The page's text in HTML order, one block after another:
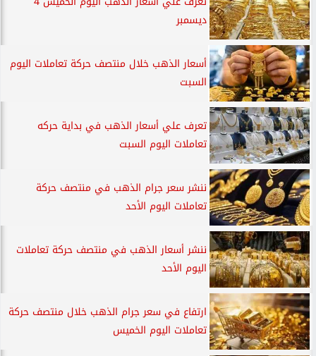
ديسمبر
أسعار الذهب خلال منتصف حركة تعاملات اليوم
السبت
تعرف علي أسعار الذهب في بداية حركه
تعاملات اليوم السبت
ننشر سعر جرام الذهب في منتصف حركة
تعاملات اليوم الأحد
ننشر أسعار الذهب في منتصف حركة تعاملات
اليوم الأحد
ارتفاع في سعر جرام الذهب خلال منتصف حركة
تعاملات اليوم الخميس